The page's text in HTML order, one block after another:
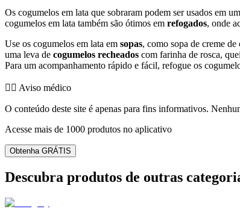
Os cogumelos em lata que sobraram podem ser usados em
cogumelos em lata também são ótimos em refogados, onde
Use os cogumelos em lata em sopas, como sopa de creme
uma leva de cogumelos recheados com farinha de rosca,
Para um acompanhamento rápido e fácil, refogue os
👨‍⚕️️ Aviso médico
O conteúdo deste site é apenas para fins informativos.
Acesse mais de 1000 produtos no aplicativo
Obtenha GRÁTIS
Descubra produtos de outras